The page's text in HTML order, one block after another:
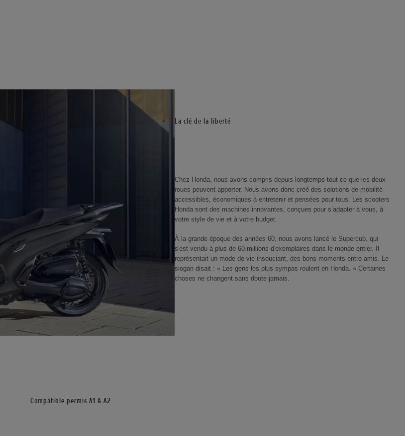
La clé de la liberté
Chez Honda, nous avons compris depuis longtemps tout ce que les deux-
roues peuvent apporter. Nous avons donc créé des solutions de mobilité
accessibles, économiques à entretenir et pensées pour tous. Les scooters
Honda sont des machines innovantes, conçues pour s’adapter à vous, à
votre style de vie et à votre budget.
À la grande époque des années 60, nous avons lancé le Supercub, qui
s'est vendu à plus de 60 millions d'exemplaires dans le monde entier. Il
représentait un mode de vie insouciant, des bons moments entre amis. Le
slogan disait : « Les gens les plus sympas roulent en Honda. » Certaines
choses ne changent sans doute jamais.
Compatible permis A1 & A2